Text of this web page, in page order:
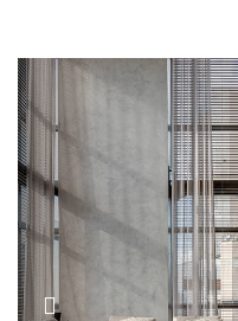
Previous